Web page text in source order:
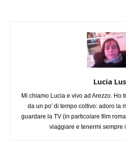
Lucia
Mi chiamo Lucia e vivo ad Arezzo. Ho
da un po' di tempo coltivo: adoro la
guardare la TV (in particolare film
viaggiare e tenermi sempre